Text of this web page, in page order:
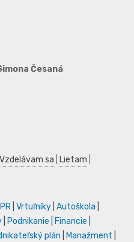
Česaná
Vzdelávam sa Lietam
Vrtuľníky Autoškola
Podnikanie Financie
plán Manažment